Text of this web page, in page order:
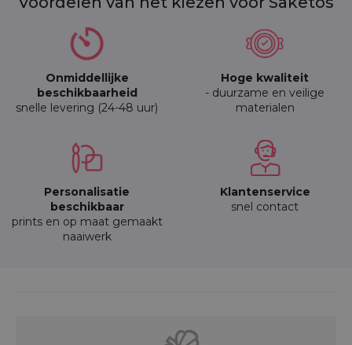
Onmiddellijke
beschikbaarheid
snelle levering (24-48 uur)
Hoge kwaliteit
- duurzame en veilige
materialen
Personalisatie
beschikbaar
prints en op maat gemaakt
naaiwerk
Klantenservice
snel contact